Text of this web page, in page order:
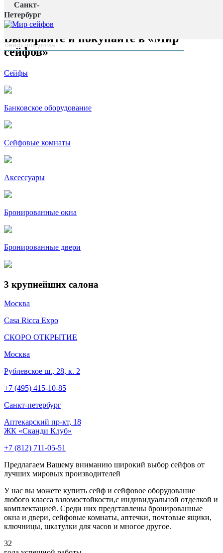
Санкт-
Петербург
Главная страница
наверх
Выбирайте и покупайте в «Мир
сейфов»
Сейфы
Банковское оборудование
Сейфовые комнаты
Аксессуары
Бронированные окна
Бронированные двери
3 крупнейших салона
Москва
Casa Ricca Expo
СКОРО ОТКРЫТИЕ
Москва
Рублевское ш., 28, к. 2
+7 (495) 415-10-85
Cанкт-петербург
Аптекарский пр-кт, 18
ЖК «Сканди Клуб»
+7 (812) 711-05-51
Предлагаем Вашему вниманию широкий выбор сейфов от
лучших мировых производителей
У нас вы можете купить сейф и сейфовое оборудование
любого класса взломостойкости,с индивидуальной отделкой и
комплектацией. Среди них представлены бронированные
окна и двери, сейфовые комнаты, аптечки, почтовые ящики,
ключницы, шкатулки для часов и многое другое.
32